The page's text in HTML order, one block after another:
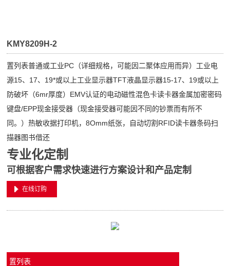
KMY8209H-2
置列表普通或工业PC（详细规格，可能因二聚体应用而异）工业电
源15、17、19*或以上工业显示器TFT液晶显示器15-17、19或以上
防破坏（6mr厚度）EMV认证的电动磁性混色卡读卡器金属加密密码
键盘/EPP现金接受器（现金接受器可能因不同的钞票而有所不
同。）热敏收据打印机，8Omm纸张，自动切割RFID读卡器条码扫
描器图书借还
专业化定制
可根据客户需求快速进行方案设计和产品定制
在线订购
置列表